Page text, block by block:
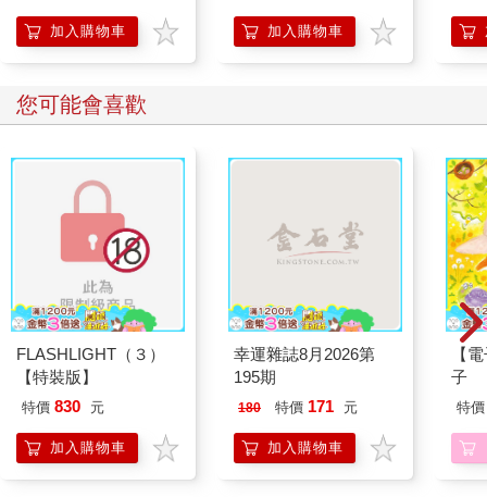
加入購物車 加入購物車
您可能會喜歡
FLASHLIGHT（３）
【特裝版】
特價 830 元
加入購物車
幸運雜誌8月2026第
195期
180 特價 171 元
加入購物車
【
子
特價